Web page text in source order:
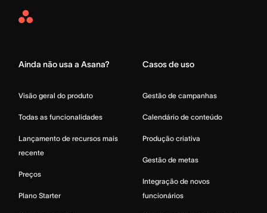
Asana
Ainda não usa a Asana?
Visão geral do produto
Todas as funcionalidades
Lançamento de recursos mais
recente
Preços
Plano Starter
Casos de uso
Gestão de campanhas
Calendário de conteúdo
Produção criativa
Gestão de metas
Integração de novos
funcionários